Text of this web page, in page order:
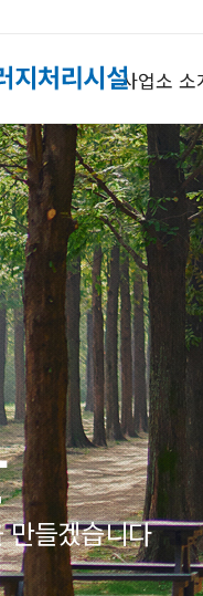
사업소 소
들겠습니다